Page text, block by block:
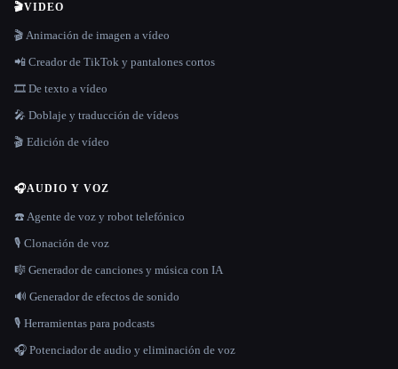
🎬VIDEO
🎬 Animación de imagen a vídeo
📲 Creador de TikTok y pantalones cortos
🎞️ De texto a vídeo
🎤 Doblaje y traducción de vídeos
🎬 Edición de vídeo
🎧AUDIO Y VOZ
☎️ Agente de voz y robot telefónico
🎙️ Clonación de voz
🎼 Generador de canciones y música con IA
🔊 Generador de efectos de sonido
🎙️ Herramientas para podcasts
🎧 Potenciador de audio y eliminación de voz